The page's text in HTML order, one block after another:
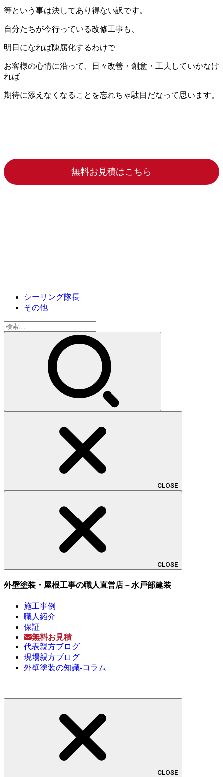
等という事は決してあり得ない訳です。
自分たちが今行っている改修工事も、
明日になれば陳腐化するわけで
お客様の心情に沿って、日々改善・創意・工夫していかなけ
れば
期待に添えなくなることを忘れちゃ駄目だなって思います。
無料お見積はこちら
シーリング隊長
その他
検
索:
CLOSE
CLOSE
外壁塗装・屋根工事の職人直営店－水戸部建装
施工事例
職人紹介
保証
無料お見積
代表親方ブログ
現場親方ブログ
外壁塗装の知識-コラム
CLOSE